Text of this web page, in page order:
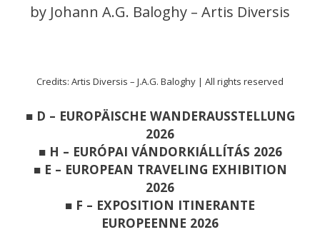
by Johann A.G. Baloghy – Artis Diversis
Credits: Artis Diversis – J.A.G. Baloghy | All rights reserved
■ D – EUROPÄISCHE WANDERAUSSTELLUNG
2026
■ H – EURÓPAI VÁNDORKIÁLLÍTÁS 2026
■ E – EUROPEAN TRAVELING EXHIBITION
2026
■ F – EXPOSITION ITINERANTE
EUROPEENNE 2026